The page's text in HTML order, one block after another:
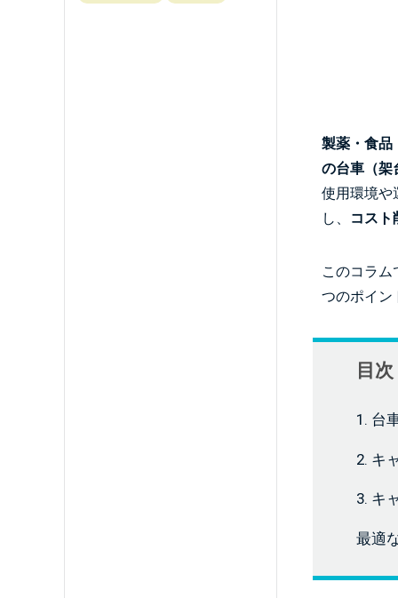
製薬・食品
の台車（架
使用環境や
し、
コスト
このコラ
つのポイン
目次
1. 台
2. キ
3. キ
最適